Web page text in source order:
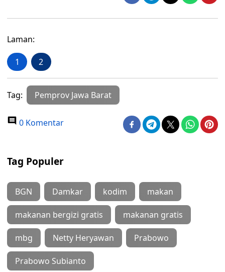
Laman:
1 2
Tag: Pemprov Jawa Barat
0 Komentar
Tag Populer
BGN Damkar kodim makan
makanan bergizi gratis makanan gratis
mbg Netty Heryawan Prabowo
Prabowo Subianto